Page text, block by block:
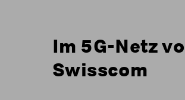
Im 5G-Netz
Swisscom